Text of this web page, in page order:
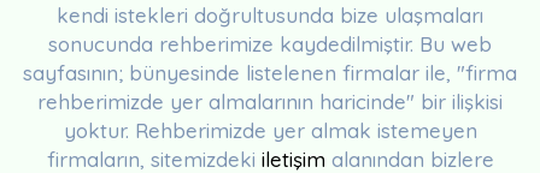
kendi istekleri doğrultusunda bize ulaşmaları
sonucunda rehberimize kaydedilmiştir. Bu web
sayfasının; bünyesinde listelenen firmalar ile, "firma
rehberimizde yer almalarının haricinde" bir ilişkisi
yoktur. Rehberimizde yer almak istemeyen
firmaların, sitemizdeki iletişim alanından bizlere